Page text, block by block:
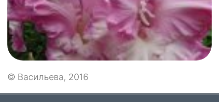
© Васильева, 2016